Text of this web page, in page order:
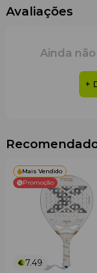
Avaliações
Ainda
+
Mais Vendido
Promoção
7.49